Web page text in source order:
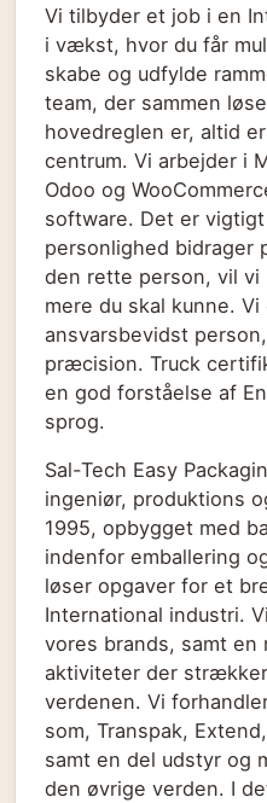
Vi tilbyder et job i en
i vækst, hvor du får
skabe og udfylde
team, der sammen
hovedreglen er, altid
centrum. Vi arbejder i
Odoo og
software. Det er
personlighed bidrager
den rette person, vil
mere du skal kunne.
ansvarsbevidst
præcision. Truck
en god forståelse af
sprog.
Sal-Tech Easy
ingeniør, produktions
1995, opbygget med
indenfor emballering
løser opgaver for et
International industri.
vores brands, samt
aktiviteter der
verdenen. Vi
som, Transpak,
samt en del udstyr og
den øvrige verden. I